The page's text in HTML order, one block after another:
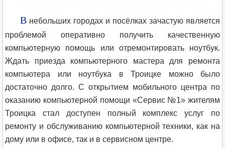
В небольших городах и посёлках зачастую является
проблемой оперативно получить качественную
компьютерную помощь или отремонтировать ноутбук.
Ждать приезда компьютерного мастера для ремонта
компьютера или ноутбука в Троицке можно было
достаточно долго. С открытием мобильного центра по
оказанию компьютерной помощи «Сервис №1» жителям
Троицка стал доступен полный комплекс услуг по
ремонту и обслуживанию компьютерной техники, как на
дому или в офисе, так и в сервисном центре.